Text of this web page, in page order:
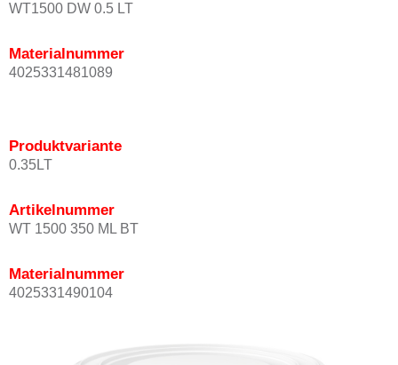
WT1500 DW 0.5 LT
Materialnummer
4025331481089
Produktvariante
0.35LT
Artikelnummer
WT 1500 350 ML BT
Materialnummer
4025331490104